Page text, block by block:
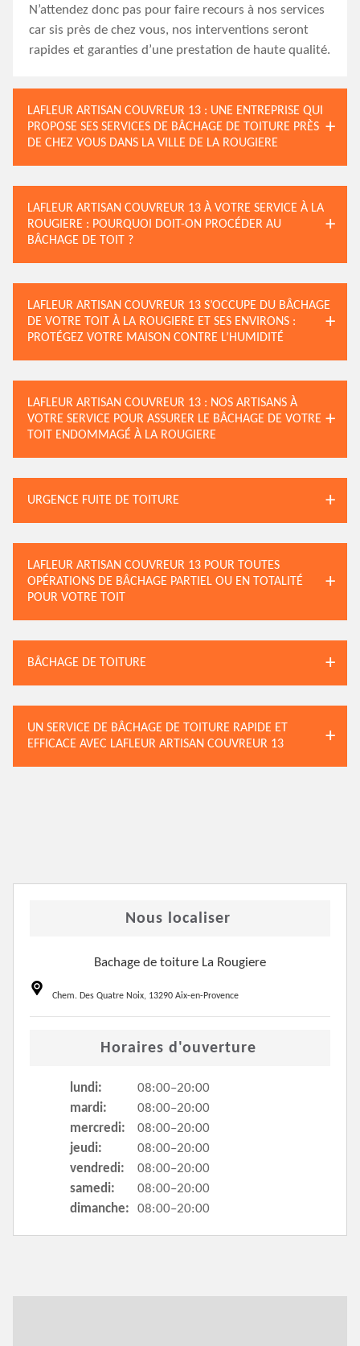
N’attendez donc pas pour faire recours à nos services
car sis près de chez vous, nos interventions seront
rapides et garanties d’une prestation de haute qualité.
LAFLEUR ARTISAN COUVREUR 13 : UNE ENTREPRISE QUI
PROPOSE SES SERVICES DE BÂCHAGE DE TOITURE PRÈS
DE CHEZ VOUS DANS LA VILLE DE LA ROUGIERE
LAFLEUR ARTISAN COUVREUR 13 À VOTRE SERVICE À LA
ROUGIERE : POURQUOI DOIT-ON PROCÉDER AU
BÂCHAGE DE TOIT ?
LAFLEUR ARTISAN COUVREUR 13 S’OCCUPE DU BÂCHAGE
DE VOTRE TOIT À LA ROUGIERE ET SES ENVIRONS :
PROTÉGEZ VOTRE MAISON CONTRE L’HUMIDITÉ
LAFLEUR ARTISAN COUVREUR 13 : NOS ARTISANS À
VOTRE SERVICE POUR ASSURER LE BÂCHAGE DE VOTRE
TOIT ENDOMMAGÉ À LA ROUGIERE
URGENCE FUITE DE TOITURE
LAFLEUR ARTISAN COUVREUR 13 POUR TOUTES
OPÉRATIONS DE BÂCHAGE PARTIEL OU EN TOTALITÉ
POUR VOTRE TOIT
BÂCHAGE DE TOITURE
UN SERVICE DE BÂCHAGE DE TOITURE RAPIDE ET
EFFICACE AVEC LAFLEUR ARTISAN COUVREUR 13
Nous localiser
Bachage de toiture La Rougiere
Chem. Des Quatre Noix, 13290 Aix-en-Provence
Horaires d'ouverture
lundi:
08:00–20:00
mardi:
08:00–20:00
mercredi:
08:00–20:00
jeudi:
08:00–20:00
vendredi:
08:00–20:00
samedi:
08:00–20:00
dimanche:
08:00–20:00